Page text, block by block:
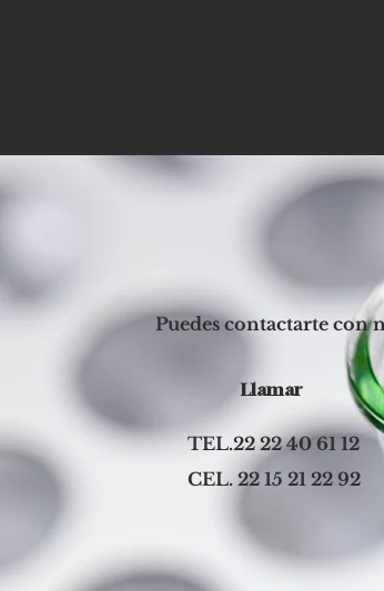
Puedes contactarte con
Llamar
TEL.22 22 40 61 12
CEL. 22 15 21 22 92